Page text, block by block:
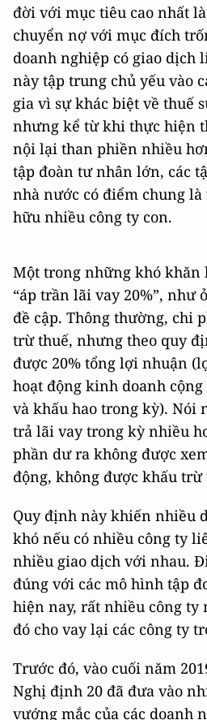
đời với mục tiêu cao nhất
chuyển nợ với mục đích
doanh nghiệp có giao dịch
này tập trung chủ yếu vào
gia vì sự khác biệt về thuế
nhưng kể từ khi thực hiện
nội lại than phiền nhiều
tập đoàn tư nhân lớn, các
nhà nước có điểm chung
hữu nhiều công ty con.
Một trong những khó
“áp trần lãi vay 20%”, như
đề cập. Thông thường, chi
trừ thuế, nhưng theo quy
được 20% tổng lợi nhuận
hoạt động kinh doanh
và khấu hao trong kỳ). Nói
trả lãi vay trong kỳ nhiều
phần dư ra không được
động, không được khấu trừ
Quy định này khiến nhiều
khó nếu có nhiều công ty
nhiều giao dịch với nhau.
đúng với các mô hình tập
hiện nay, rất nhiều công ty
đó cho vay lại các công ty
Trước đó, vào cuối năm
Nghị định 20 đã đưa vào
vướng mắc của các doanh